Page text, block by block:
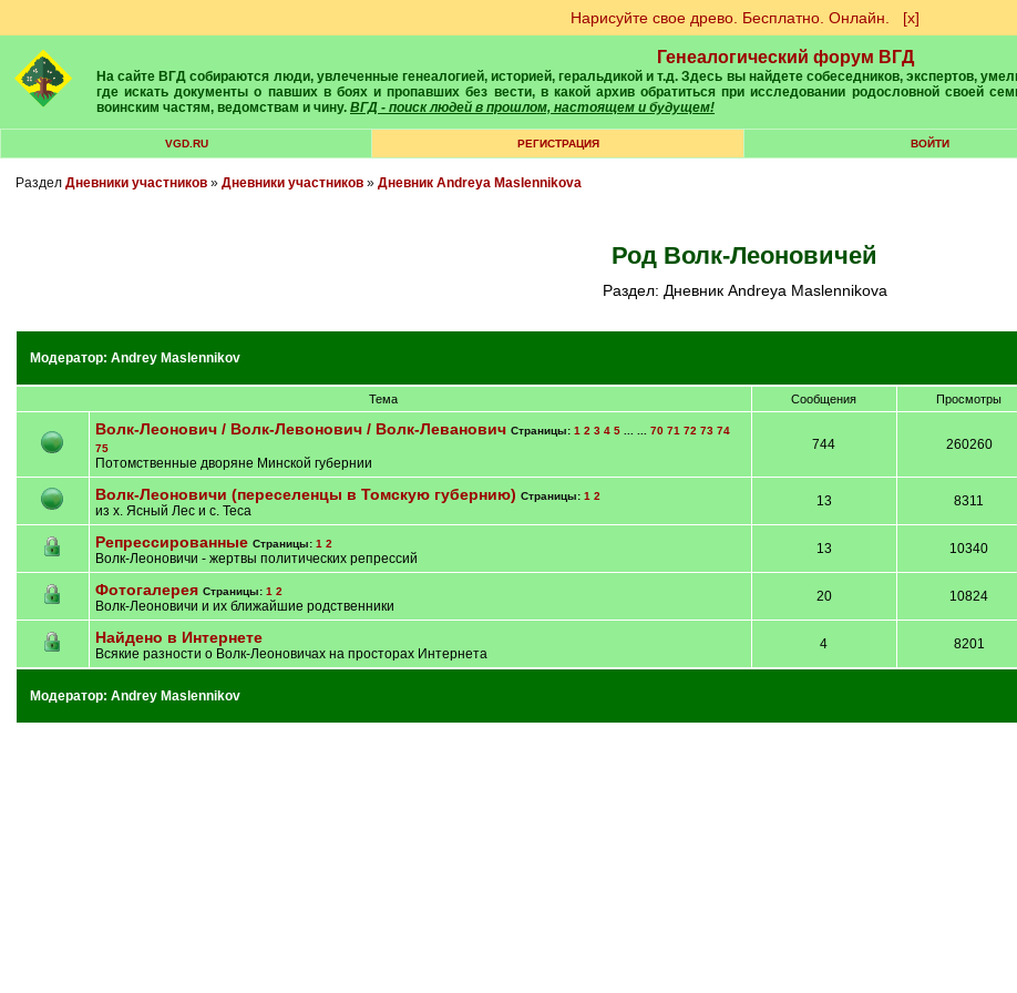
Нарисуйте свое древо. Бесплатно. Онлайн. [х]
Генеалогический форум ВГД
На сайте ВГД собираются люди, увлеченные генеалогией, историей, геральдикой и т.д. Здесь вы найдете собеседников, экспертов, умелых помощников в поисках предков и родственников. Вам подскажут
где искать документы о павших в боях и пропавших без вести, в какой архив обратиться при исследовании родословной своей
воинским частям, ведомствам и чину. ВГД - поиск людей в прошлом, настоящем и будущем!
VGD.RU РЕГИСТРАЦИЯ ВОЙТИ
Раздел Дневники участников» Дневники участников» Дневник Andreya Maslennikova
Род Волк-Леоновичей
Раздел: Дневник Andreya Maslennikova
Модератор: Andrey Maslennikov
Тема Сообщения Просмотры
Волк-Леонович / Волк-Левонович / Волк-Леванович Страницы: 1 2 3 4 5... ... 70 71 72 73 74
75
Потомственные дворяне Минской губернии
744 260260
Волк-Леоновичи (переселенцы в Томскую губернию) Страницы: 1 2
из х. Ясный Лес и с. Теса
13 8311
Репрессированные Страницы: 1 2
Волк-Леоновичи - жертвы политических репрессий
13 10340
Фотогалерея Страницы: 1 2
Волк-Леоновичи и их ближайшие родственники
20 10824
Найдено в Интернете
Всякие разности о Волк-Леоновичах на просторах Интернета
4 8201
Модератор: Andrey Maslennikov